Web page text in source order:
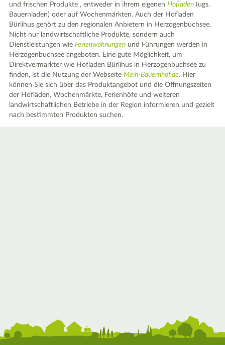
und frischen Produkte , entweder in ihrem eigenenHofladen (ugs.
Bauernladen) oder auf Wochenmärkten. Auch der Hofladen
Bürlihus gehört zu den regionalen Anbietern in Herzogenbuchsee.
Nicht nur landwirtschaftliche Produkte, sondern auch
Dienstleistungen wieFerienwohnungen und Führungen werden in
Herzogenbuchsee angeboten. Eine gute Möglichkeit, um
Direktvermarkter wie Hofladen Bürlihus in Herzogenbuchsee zu
finden, ist die Nutzung der WebseiteMein-Bauernhof.de. Hier
können Sie sich über das Produktangebot und die Öffnungszeiten
der Hofläden, Wochenmärkte, Ferienhöfe und weiteren
landwirtschaftlichen Betriebe in der Region informieren und gezielt
nach bestimmten Produkten suchen.